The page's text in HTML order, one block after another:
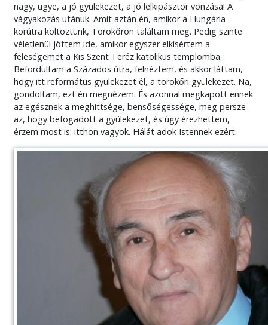
nagy, ugye, a jó gyülekezet, a jó lelkipásztor vonzása! A
vágyakozás utánuk. Amit aztán én, amikor a Hungária
körútra költöztünk, Törökőrön találtam meg. Pedig szinte
véletlenül jöttem ide, amikor egyszer elkísértem a
feleségemet a Kis Szent Teréz katolikus templomba.
Befordultam a Százados útra, felnéztem, és akkor láttam,
hogy itt református gyülekezet él, a törökőri gyülekezet. Na,
gondoltam, ezt én megnézem. És azonnal megkapott ennek
az egésznek a meghittsége, bensőségessége, meg persze
az, hogy befogadott a gyülekezet, és úgy érezhettem,
érzem most is: itthon vagyok. Hálát adok Istennek ezért.